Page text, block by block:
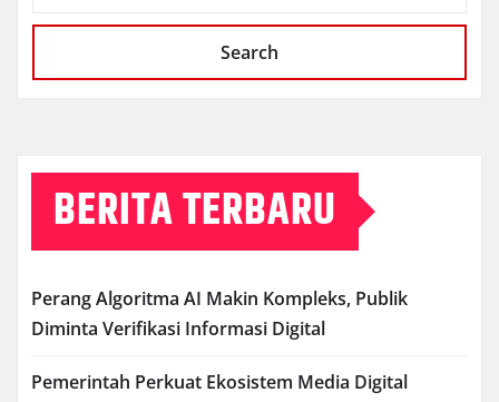
Search
BERITA TERBARU
Perang Algoritma AI Makin Kompleks, Publik
Diminta Verifikasi Informasi Digital
Pemerintah Perkuat Ekosistem Media Digital